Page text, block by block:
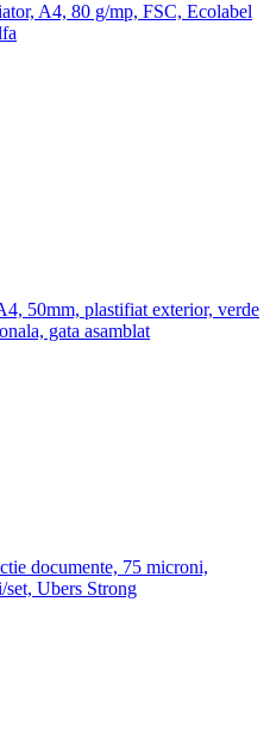
A4, 80 g/mp, FSC, Ecolabel
50mm, plastifiat exterior, verde
gata asamblat
documente, 75 microni,
Ubers Strong